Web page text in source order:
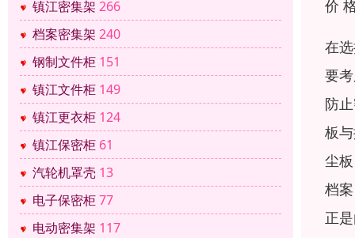
镇江密集架 266
档案密集架 240
钢制文件柜 151
镇江文件柜 149
镇江更衣柜 124
镇江保密柜 61
汽轮机罩壳 13
电子保密柜77
电动密集架 117
价
在
要
防
板
尘
档
正